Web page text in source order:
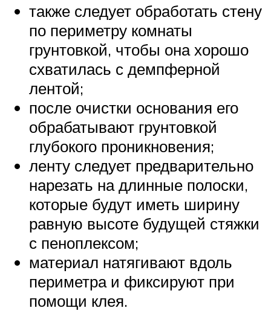
также следует обработать стену
по периметру комнаты
грунтовкой, чтобы она хорошо
схватилась с демпферной
лентой;
после очистки основания его
обрабатывают грунтовкой
глубокого проникновения;
ленту следует предварительно
нарезать на длинные полоски,
которые будут иметь ширину
равную высоте будущей стяжки
с пеноплексом;
материал натягивают вдоль
периметра и фиксируют при
помощи клея.